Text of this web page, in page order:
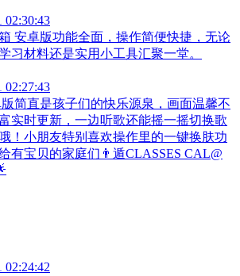
02:30:43
安卓版功能全面，操作简便快捷，无论
习材料还是实用小工具汇聚一堂。
02:27:43
简直是孩子们的快乐源泉，画面温馨不
实时更新，一边听歌还能摇一摇切换歌
！小朋友特别喜欢操作里的一键换肤功
有宝贝的家庭们👨‍遁️CLASSES CAL@
02:24:42